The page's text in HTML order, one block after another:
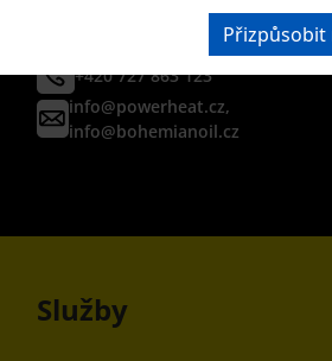
Přizpůsobit
KONTAKTUJTE NÁS
telefonicky nebo e-mailem
+420 727 863 123
info@powerheat.cz,
info@bohemianoil.cz
Služby